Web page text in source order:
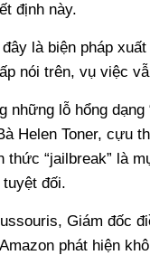
định này.
là biện pháp
nói trên, vụ việc
những lỗ hổng
Helen Toner, cựu
thức “jailbreak” là
đối.
Giám đốc
phát hiện